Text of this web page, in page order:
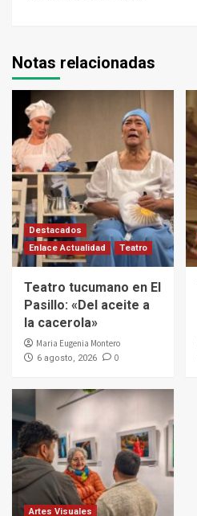
Notas relacionadas
Destacados
Enlace Actualidad
Teatro
Teatro tucumano en El
Pasillo: «Del aceite a
la cacerola»
Maria Eugenia Montero
6 agosto, 2026 0
Artes Visuales